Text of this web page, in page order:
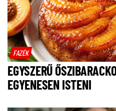
FAZÉK
EGYSZERŰ
EGYENESEN ISTENI